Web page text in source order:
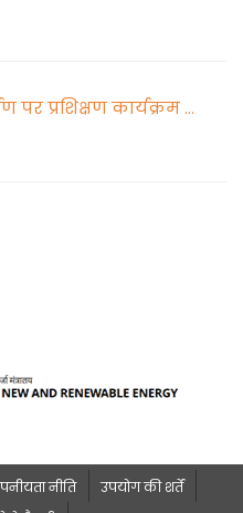
प्रशिक्षण कार्यक्रम ...
नीति
उपयोग की शर्तें